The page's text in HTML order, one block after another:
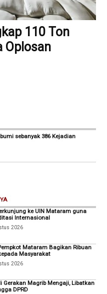
110 Ton
Oplosan
sebanyak 386 Kejadian
ke UIN Mataram guna
Internasional
2026
Mataram Bagikan Ribuan
Masyarakat
2026
Gerakan Magrib Mengaji, Libatkan
DPRD